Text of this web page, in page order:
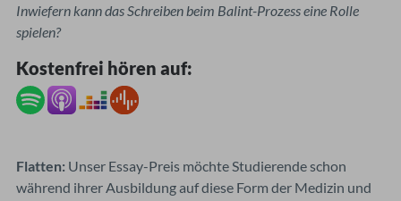
Inwiefern kann das Schreiben beim Balint-Prozess eine Rolle
spielen?
Kostenfrei hören auf:
Flatten: Unser Essay-Preis möchte Studierende schon
während ihrer Ausbildung auf diese Form der Medizin und